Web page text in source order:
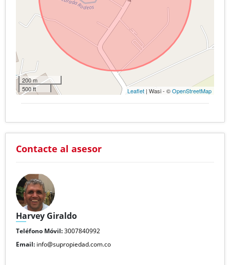
200 m
500 ft
Leaflet | Wasi - ©OpenStreetMap
Contacte al asesor
Harvey Giraldo
Teléfono Móvil:3007840992
Email: info@supropiedad.com.co